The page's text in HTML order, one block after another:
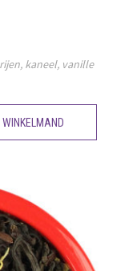
kaneel, vanille
WINKELMAND